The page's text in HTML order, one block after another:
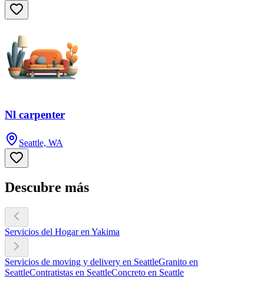
Nl carpenter
Seattle, WA
Descubre más
Servicios del Hogar en Yakima
Servicios de moving y delivery en SeattleGranito en
SeattleContratistas en SeattleConcreto en Seattle